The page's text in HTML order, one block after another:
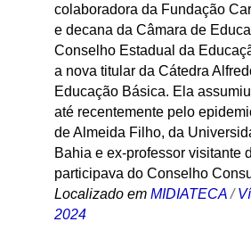
colaboradora da Fundação
e decana da Câmara de
Conselho Estadual da
a nova titular da Cátedra
Educação Básica. Ela
até recentemente pelo
de Almeida Filho, da
Bahia e ex-professor visitante
participava do Conselho
Localizado em MIDIATECA /
2024